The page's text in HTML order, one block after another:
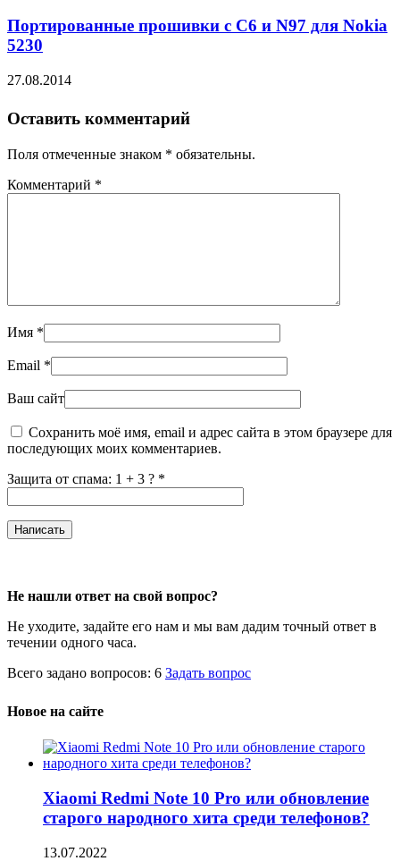
Портированные прошивки с C6 и N97 для Nokia
5230
27.08.2014
Оставить комментарий
Поля отмеченные знаком * обязательны.
Комментарий *
Имя *
Email *
Ваш сайт
Сохранить моё имя, email и адрес сайта в этом браузере для
последующих моих комментариев.
Защита от спама: 1 + 3 ? *
Не нашли ответ на свой вопрос?
Не уходите, задайте его нам и мы вам дадим точный ответ в
течении одного часа.
Всего задано вопросов: 6 Задать вопрос
Новое на сайте
Xiaomi Redmi Note 10 Pro или обновление
старого народного хита среди телефонов?
13.07.2022